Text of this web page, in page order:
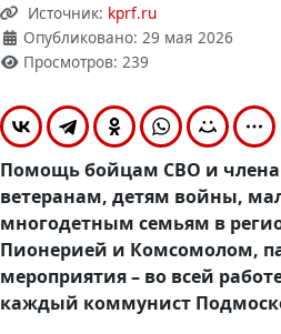
Источник: kprf.ru
Опубликовано: 29 мая 2026
Просмотров: 239
Помощь бойцам СВО и
ветеранам, детям войны,
многодетным семьям в
Пионерией и Комсомолом,
мероприятия – во всей
каждый коммунист